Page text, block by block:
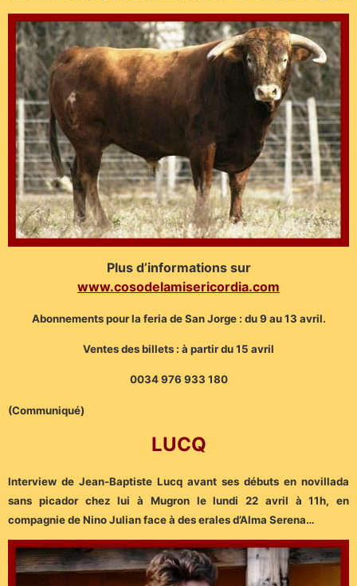
Plus d’informations sur
www.cosodelamisericordia.com
Abonnements pour la feria de San Jorge : du 9 au 13 avril.
Ventes des billets : à partir du 15 avril
0034 976 933 180
(Communiqué)
LUCQ
Interview de Jean-Baptiste Lucq avant ses débuts en novillada
sans picador chez lui à Mugron le lundi 22 avril à 11h, en
compagnie de Nino Julian face à des erales d’Alma Serena…